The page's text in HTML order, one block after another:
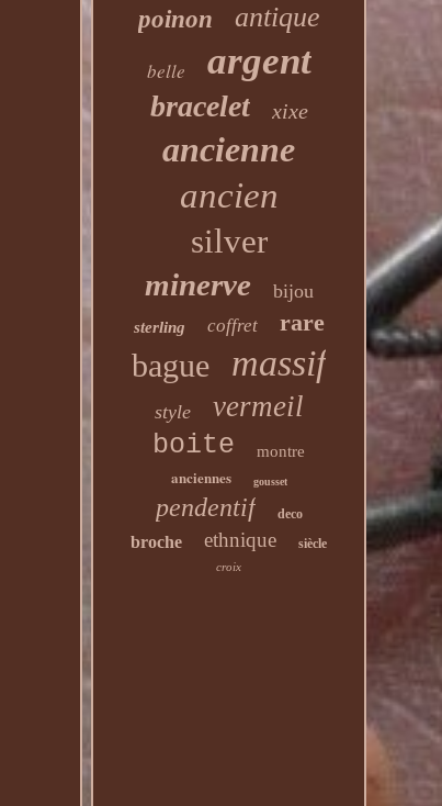
poinon antique
belle argent
bracelet xixe
ancienne
ancien
silver
minerve bijou
sterling coffret rare
bague massif
style vermeil
boite montre
anciennes gousset
pendentif deco
broche ethnique siècle
croix